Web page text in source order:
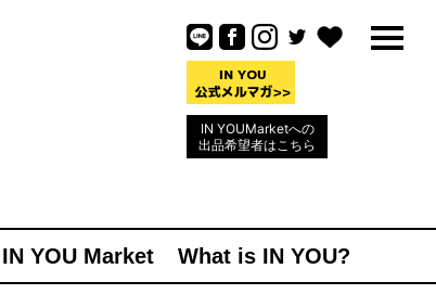
IN YOUMarketへの
出品希望者はこちら
IN YOU Market What is IN YOU?